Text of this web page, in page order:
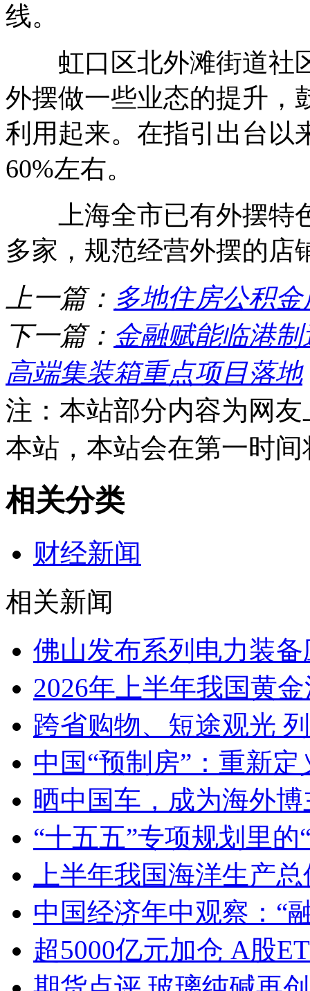
线。
虹口区北外滩街道社
外摆做一些业态的提升，
利用起来。在指引出台以
60%左右。
上海全市已有外摆特色
多家，规范经营外摆的店
上一篇： 多地住房公积
下一篇： 金融赋能临港
高端集装箱重点项目落地
注：本站部分内容为网
本站，本站会在第一时
相关分类
财经新闻
相关新闻
佛山发布系列电力装
2026年上半年我国黄
跨省购物、短途观光
中国“预制房”：重新
晒中国车，成为海外博
“十五五”专项规划里的
上半年我国海洋生产
中国经济年中观察：“
超5000亿元加仓 A股